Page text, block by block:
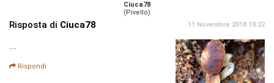
Ciuca78
(Pivello)
Risposta di Ciuca78 11 Novembre 2018 10:22
....
Rispondi